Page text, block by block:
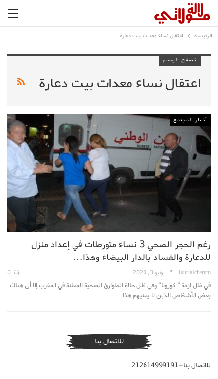
الرئيسية اعتقال نساء معدات بيت دعارة
تصفح الوسم
اعتقال نساء معدات بيت دعارة
أخبار المجتمع
رغم الحجر الصحي 3 نساء متورطات في إعداد منزل
للدعارة والفساد بالدار البيضاء وهذا…
TouriaIcherem يونيو 3, 2020
في ظل ازمة " كورونا" وفي ظل حالة الطوارئ الصحية المعلنة في المغرب إلا أن هناك
بعض الأشخاص الذين لا يعنيهم هذا…
للاتصال بنا
للاتصال بنا+212614999191